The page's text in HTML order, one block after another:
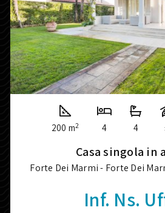
200 m2 4 4
Casa singola in
Forte Dei Marmi - Forte Dei
Inf. Ns.